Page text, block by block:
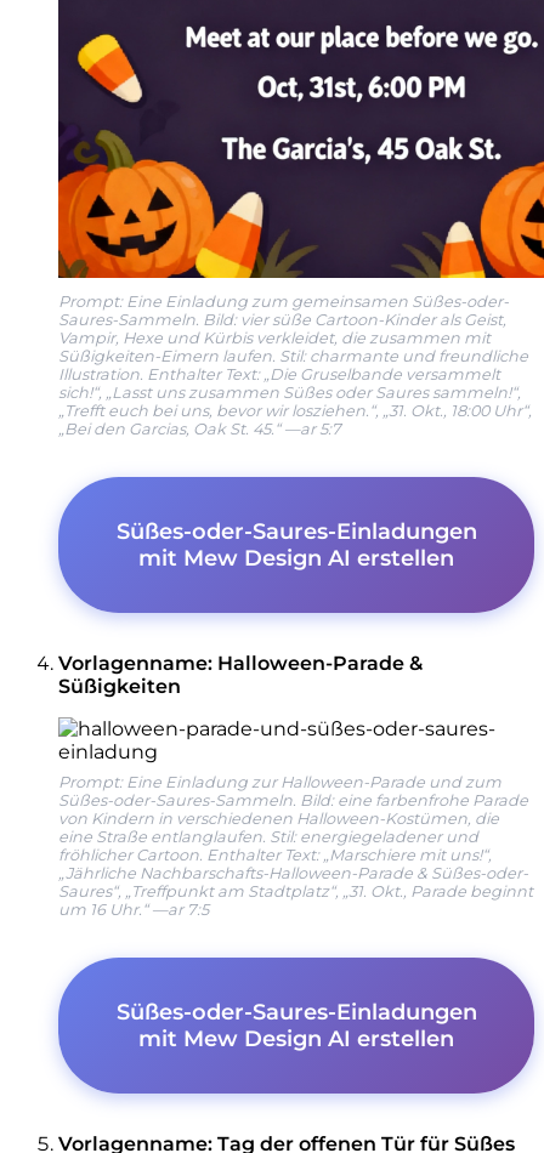
Prompt: Eine Einladung zum gemeinsamen Süßes-oder-
Saures-Sammeln. Bild: vier süße Cartoon-Kinder als Geist,
Vampir, Hexe und Kürbis verkleidet, die zusammen mit
Süßigkeiten-Eimern laufen. Stil: charmante und freundliche
Illustration. Enthalter Text: „Die Gruselbande versammelt
sich!“, „Lasst uns zusammen Süßes oder Saures sammeln!“,
„Trefft euch bei uns, bevor wir losziehen.“, „31. Okt., 18:00 Uhr“,
„Bei den Garcias, Oak St. 45.“ —ar 5:7
Süßes-oder-Saures-Einladungen
mit Mew Design AI erstellen
Vorlagenname: Halloween-Parade &
Süßigkeiten
Prompt: Eine Einladung zur Halloween-Parade und zum
Süßes-oder-Saures-Sammeln. Bild: eine farbenfrohe Parade
von Kindern in verschiedenen Halloween-Kostümen, die
eine Straße entlanglaufen. Stil: energiegeladener und
fröhlicher Cartoon. Enthalter Text: „Marschiere mit uns!“,
„Jährliche Nachbarschafts-Halloween-Parade & Süßes-oder-
Saures“, „Treffpunkt am Stadtplatz“, „31. Okt., Parade beginnt
um 16 Uhr.“ —ar 7:5
Süßes-oder-Saures-Einladungen
mit Mew Design AI erstellen
Vorlagenname: Tag der offenen Tür für Süßes